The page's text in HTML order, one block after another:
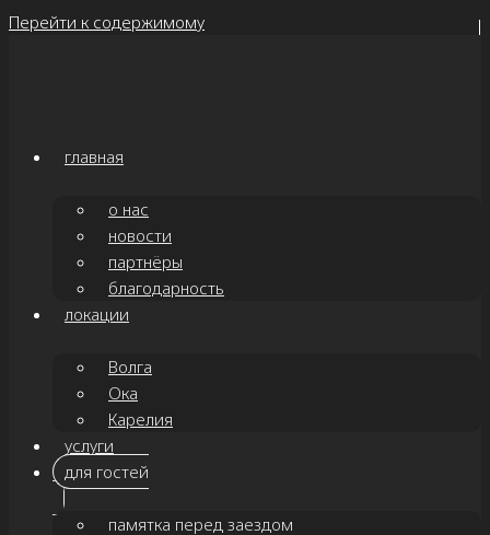
Перейти к содержимому
главная
о нас
новости
партнёры
благодарность
локации
Волга
Ока
Карелия
услуги
для гостей
памятка перед заездом